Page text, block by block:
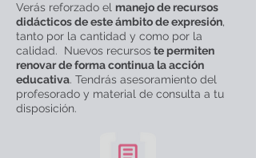
Verás reforzado el manejo de recursos
didácticos de este ámbito de expresión,
tanto por la cantidad y como por la
calidad. Nuevos recursos te permiten
renovar de forma continua la acción
educativa. Tendrás asesoramiento del
profesorado y material de consulta a tu
disposición.